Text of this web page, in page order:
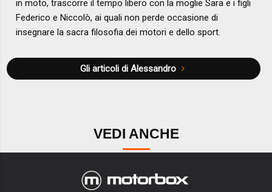
in moto, trascorre il tempo libero con la moglie Sara e i figli
Federico e Niccolò, ai quali non perde occasione di
insegnare la sacra filosofia dei motori e dello sport.
Gli articoli di Alessandro
VEDI ANCHE